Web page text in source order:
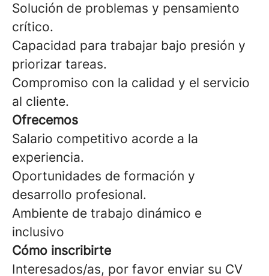
Solución de problemas y pensamiento
crítico.
Capacidad para trabajar bajo presión y
priorizar tareas.
Compromiso con la calidad y el servicio
al cliente.
Ofrecemos
Salario competitivo acorde a la
experiencia.
Oportunidades de formación y
desarrollo profesional.
Ambiente de trabajo dinámico e
inclusivo
Cómo inscribirte
Interesados/as, por favor enviar su CV